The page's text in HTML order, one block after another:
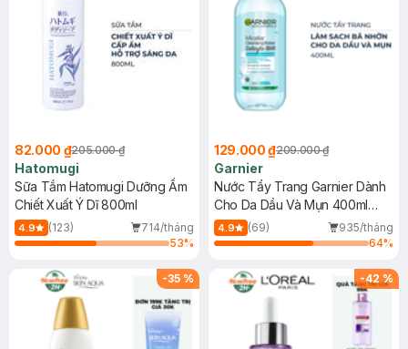
82.000 ₫205.000 ₫
Hatomugi
Sữa Tắm Hatomugi Dưỡng Ẩm
Chiết Xuất Ý Dĩ 800ml
4.9 (123)
714/tháng
53%
129.000 ₫209.000 ₫
Garnier
Nước Tẩy Trang Garnier Dành
Cho Da Dầu Và Mụn 400ml
(Mới)
4.9 (69)
935/tháng
64%
-35 % -42 %